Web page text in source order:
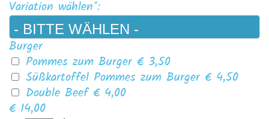
Variation wählen*:
Burger
Pommes zum Burger € 3,50
Süßkartoffel Pommes zum Burger € 4,50
Double Beef€ 4,00
€ 14,00